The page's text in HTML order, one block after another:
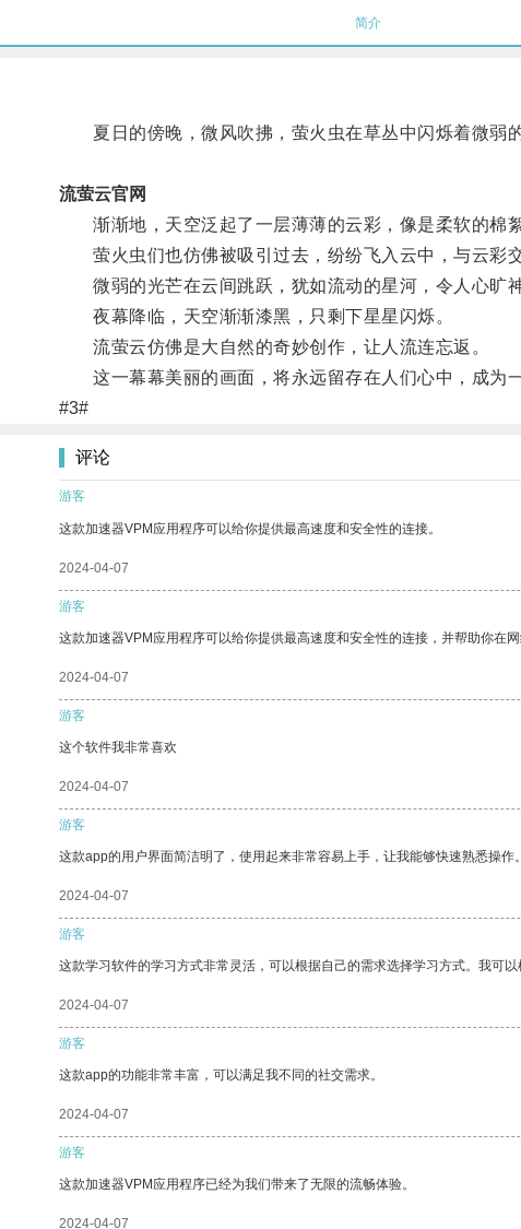
简介
夏日的傍晚，微风吹拂，萤火虫在草丛中闪烁着微弱的
流萤云官网
渐渐地，天空泛起了一层薄薄的云彩，像是柔软的棉絮
萤火虫们也仿佛被吸引过去，纷纷飞入云中，与云彩交
微弱的光芒在云间跳跃，犹如流动的星河，令人心旷神
夜幕降临，天空渐渐漆黑，只剩下星星闪烁。
流萤云仿佛是大自然的奇妙创作，让人流连忘返。
这一幕幕美丽的画面，将永远留存在人们心中，成为一
#3#
评论
游客
这款加速器VPM应用程序可以给你提供最高速度和安全性的连接。
2024-04-07
游客
这款加速器VPM应用程序可以给你提供最高速度和安全性的连接，并帮助你在网
2024-04-07
游客
这个软件我非常喜欢
2024-04-07
游客
这款app的用户界面简洁明了，使用起来非常容易上手，让我能够快速熟悉操作
2024-04-07
游客
这款学习软件的学习方式非常灵活，可以根据自己的需求选择学习方式。我可以
2024-04-07
游客
这款app的功能非常丰富，可以满足我不同的社交需求。
2024-04-07
游客
这款加速器VPM应用程序已经为我们带来了无限的流畅体验。
2024-04-07